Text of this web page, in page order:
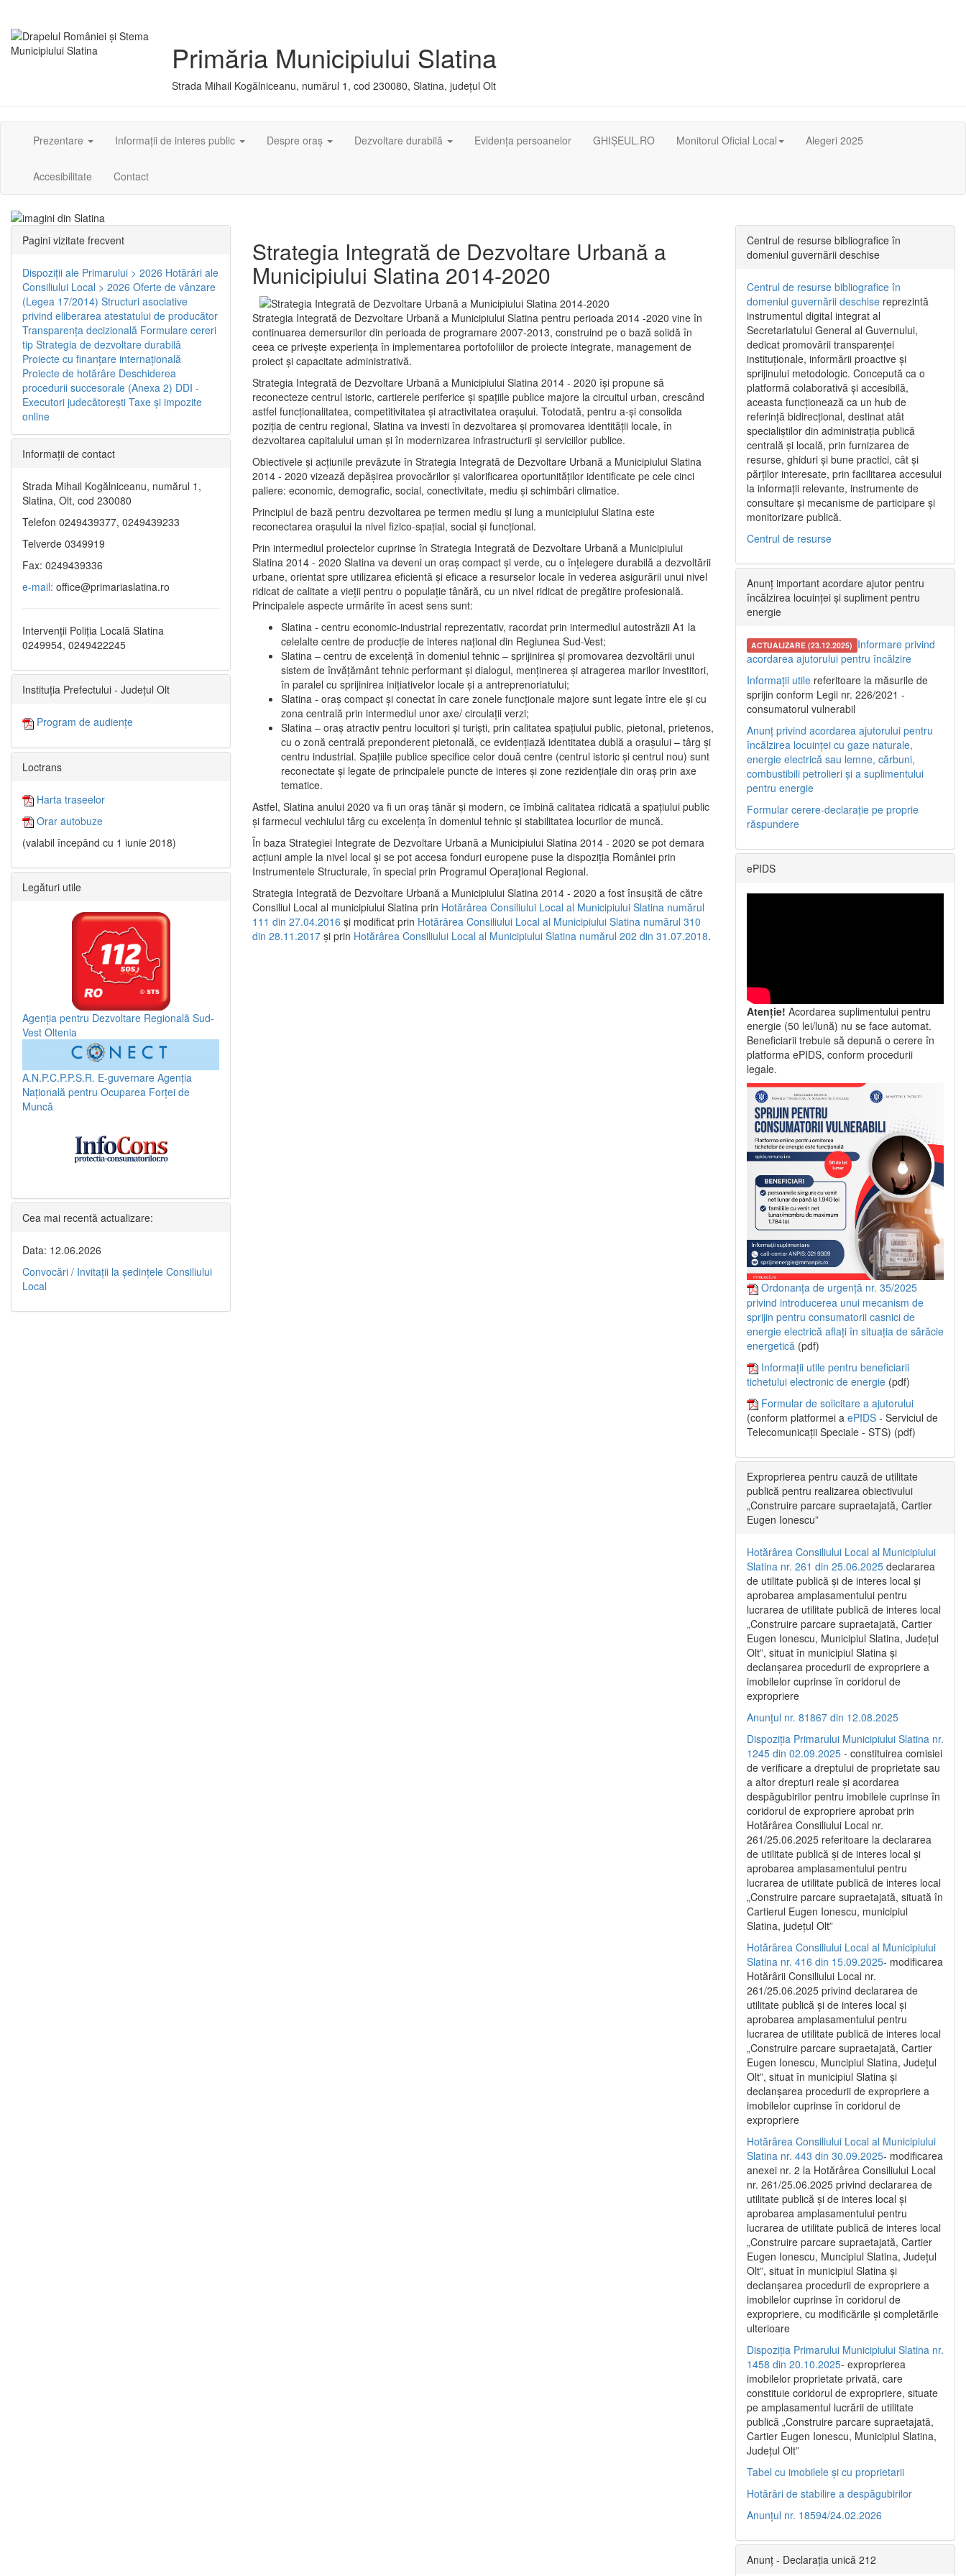
Primăria Municipiului Slatina
Strada Mihail Kogălniceanu, numărul 1, cod 230080, Slatina, județul Olt
Prezentare Informații de interes public Despre oraș Dezvoltare durabilă Evidența persoanelor GHIȘEUL.RO Monitorul Oficial Local Alegeri 2025
Accesibilitate Contact
Strategia Integrată de Dezvoltare Urbană a
Municipiului Slatina 2014-2020
Strategia Integrată de Dezvoltare Urbană a Municipiului Slatina pentru perioada 2014 -2020 vine în
continuarea demersurilor din perioada de programare 2007-2013, construind pe o bază solidă în
ceea ce priveşte experienţa în implementarea portofoliilor de proiecte integrate, management de
proiect și capacitate administrativă.
Strategia Integrată de Dezvoltare Urbană a Municipiului Slatina 2014 - 2020 își propune să
reconecteze centrul istoric, cartierele periferice şi spaţiile publice majore la circuitul urban, crescând
astfel funcţionalitatea, competitivitatea şi atractivitatea oraşului. Totodată, pentru a-şi consolida
poziţia de centru regional, Slatina va investi în dezvoltarea şi promovarea identităţii locale, în
dezvoltarea capitalului uman şi în modernizarea infrastructurii şi serviciilor publice.
Obiectivele şi acţiunile prevăzute în Strategia Integrată de Dezvoltare Urbană a Municipiului Slatina
2014 - 2020 vizează depășirea provocărilor şi valorificarea oportunităţilor identificate pe cele cinci
paliere: economic, demografic, social, conectivitate, mediu şi schimbări climatice.
Principiul de bază pentru dezvoltarea pe termen mediu şi lung a municipiului Slatina este
reconectarea oraşului la nivel fizico-spaţial, social şi funcţional.
Prin intermediul proiectelor cuprinse în Strategia Integrată de Dezvoltare Urbană a Municipiului
Slatina 2014 - 2020 Slatina va deveni un oraş compact şi verde, cu o înţelegere durabilă a dezvoltării
urbane, orientat spre utilizarea eficientă şi eficace a resurselor locale în vederea asigurării unui nivel
ridicat de calitate a vieţii pentru o populaţie tânără, cu un nivel ridicat de pregătire profesională.
Principalele aspecte urmărite în acest sens sunt:
Slatina - centru economic-industrial reprezentativ, racordat prin intermediul autostrăzii A1 la
celelalte centre de producţie de interes naţional din Regiunea Sud-Vest;
Slatina – centru de excelenţă în domeniul tehnic – sprijinirea şi promovarea dezvoltării unui
sistem de învăţământ tehnic performant şi dialogul, menţinerea şi atragerea marilor investitori,
în paralel cu sprijinirea iniţiativelor locale şi a antreprenoriatului;
Slatina - oraş compact şi conectat în care zonele funcţionale majore sunt legate între ele şi cu
zona centrală prin intermediul unor axe/ circulații verzi;
Slatina – oraş atractiv pentru locuitori şi turişti, prin calitatea spaţiului public, pietonal, prietenos,
cu o zonă centrală preponderent pietonală, ce evidenţiază identitatea dublă a oraşului – târg şi
centru industrial. Spaţiile publice specifice celor două centre (centrul istoric şi centrul nou) sunt
reconectate şi legate de principalele puncte de interes şi zone rezidenţiale din oraş prin axe
tematice.
Astfel, Slatina anului 2020 va fi un oraş tânăr şi modern, ce îmbină calitatea ridicată a spaţiului public
şi farmecul vechiului târg cu excelenţa în domeniul tehnic şi stabilitatea locurilor de muncă.
În baza Strategiei Integrate de Dezvoltare Urbană a Municipiului Slatina 2014 - 2020 se pot demara
acţiuni ample la nivel local şi se pot accesa fonduri europene puse la dispoziţia României prin
Instrumentele Structurale, în special prin Programul Operațional Regional.
Strategia Integrată de Dezvoltare Urbană a Municipiului Slatina 2014 - 2020 a fost însuşită de către
Consiliul Local al municipiului Slatina prin Hotărârea Consiliului Local al Municipiului Slatina numărul
111 din 27.04.2016 și modificat prin Hotărârea Consiliului Local al Municipiului Slatina numărul 310
din 28.11.2017 și prin Hotărârea Consiliului Local al Municipiului Slatina numărul 202 din 31.07.2018.
Pagini vizitate frecvent
Dispoziţii ale Primarului > 2026 Hotărâri ale
Consiliului Local > 2026 Oferte de vânzare
(Legea 17/2014) Structuri asociative
privind eliberarea atestatului de producător
Transparenţa decizională Formulare cereri
tip Strategia de dezvoltare durabilă
Proiecte cu finanţare internaţională
Proiecte de hotărâre Deschiderea
procedurii succesorale (Anexa 2) DDI -
Executori judecătorești Taxe şi impozite
online
Informaţii de contact
Strada Mihail Kogălniceanu, numărul 1,
Slatina, Olt, cod 230080
Telefon 0249439377, 0249439233
Telverde 0349919
Fax: 0249439336
e-mail: office@primariaslatina.ro
Intervenții Poliția Locală Slatina
0249954, 0249422245
Instituția Prefectului - Județul Olt
Program de audiențe
Loctrans
Harta traseelor
Orar autobuze
(valabil începând cu 1 iunie 2018)
Legături utile
Agenția pentru Dezvoltare Regională Sud-
Vest Oltenia
A.N.P.C.P.P.S.R. E-guvernare Agenția
Națională pentru Ocuparea Forței de
Muncă
Cea mai recentă actualizare:
Data: 12.06.2026
Convocări / Invitaţii la şedinţele Consiliului
Local
Centrul de resurse bibliografice în
domeniul guvernării deschise
Centrul de resurse bibliografice în
domeniul guvernării deschise reprezintă
instrumentul digital integrat al
Secretariatului General al Guvernului,
dedicat promovării transparenței
instituționale, informării proactive și
sprijinului metodologic. Concepută ca o
platformă colaborativă și accesibilă,
aceasta funcționează ca un hub de
referință bidirecțional, destinat atât
specialiștilor din administrația publică
centrală și locală, prin furnizarea de
resurse, ghiduri și bune practici, cât și
părților interesate, prin facilitarea accesului
la informații relevante, instrumente de
consultare și mecanisme de participare și
monitorizare publică.
Centrul de resurse
Anunț important acordare ajutor pentru
încălzirea locuinței și supliment pentru
energie
ACTUALIZARE (23.12.2025) Informare privind
acordarea ajutorului pentru încălzire
Informații utile referitoare la măsurile de
sprijin conform Legii nr. 226/2021 -
consumatorul vulnerabil
Anunț privind acordarea ajutorului pentru
încălzirea locuinței cu gaze naturale,
energie electrică sau lemne, cărbuni,
combustibili petrolieri și a suplimentului
pentru energie
Formular cerere-declarație pe proprie
răspundere
ePIDS
Atenție! Acordarea suplimentului pentru
energie (50 lei/lună) nu se face automat.
Beneficiarii trebuie să depună o cerere în
platforma ePIDS, conform procedurii
legale.
Ordonanța de urgență nr. 35/2025
privind introducerea unui mecanism de
sprijin pentru consumatorii casnici de
energie electrică aflați în situația de sărăcie
energetică (pdf)
Informații utile pentru beneficiarii
tichetului electronic de energie (pdf)
Formular de solicitare a ajutorului
(conform platformei a ePIDS - Serviciul de
Telecomunicații Speciale - STS) (pdf)
Exproprierea pentru cauză de utilitate
publică pentru realizarea obiectivului
„Construire parcare supraetajată, Cartier
Eugen Ionescu”
Hotărârea Consiliului Local al Municipiului
Slatina nr. 261 din 25.06.2025 declararea
de utilitate publică și de interes local și
aprobarea amplasamentului pentru
lucrarea de utilitate publică de interes local
„Construire parcare supraetajată, Cartier
Eugen Ionescu, Municipiul Slatina, Județul
Olt”, situat în municipiul Slatina și
declanșarea procedurii de expropriere a
imobilelor cuprinse în coridorul de
expropriere
Anunțul nr. 81867 din 12.08.2025
Dispoziția Primarului Municipiului Slatina nr.
1245 din 02.09.2025 - constituirea comisiei
de verificare a dreptului de proprietate sau
a altor drepturi reale și acordarea
despăgubirilor pentru imobilele cuprinse în
coridorul de expropriere aprobat prin
Hotărârea Consiliului Local nr.
261/25.06.2025 referitoare la declararea
de utilitate publică și de interes local și
aprobarea amplasamentului pentru
lucrarea de utilitate publică de interes local
„Construire parcare supraetajată, situată în
Cartierul Eugen Ionescu, municipiul
Slatina, județul Olt”
Hotărârea Consiliului Local al Municipiului
Slatina nr. 416 din 15.09.2025- modificarea
Hotărârii Consiliului Local nr.
261/25.06.2025 privind declararea de
utilitate publică și de interes local și
aprobarea amplasamentului pentru
lucrarea de utilitate publică de interes local
„Construire parcare supraetajată, Cartier
Eugen Ionescu, Muncipiul Slatina, Județul
Olt”, situat în municipiul Slatina și
declanșarea procedurii de expropriere a
imobilelor cuprinse în coridorul de
expropriere
Hotărârea Consiliului Local al Municipiului
Slatina nr. 443 din 30.09.2025- modificarea
anexei nr. 2 la Hotărârea Consiliului Local
nr. 261/25.06.2025 privind declararea de
utilitate publică şi de interes local şi
aprobarea amplasamentului pentru
lucrarea de utilitate publică de interes local
„Construire parcare supraetajată, Cartier
Eugen Ionescu, Muncipiul Slatina, Judeţul
Olt”, situat în municipiul Slatina şi
declanşarea procedurii de expropriere a
imobilelor cuprinse în coridorul de
expropriere, cu modificările şi completările
ulterioare
Dispoziția Primarului Municipiului Slatina nr.
1458 din 20.10.2025- exproprierea
imobilelor proprietate privată, care
constituie coridorul de expropriere, situate
pe amplasamentul lucrării de utilitate
publică „Construire parcare supraetajată,
Cartier Eugen Ionescu, Municipiul Slatina,
Județul Olt”
Tabel cu imobilele și cu proprietarii
Hotărâri de stabilire a despăgubirilor
Anunțul nr. 18594/24.02.2026
Anunț - Declarația unică 212